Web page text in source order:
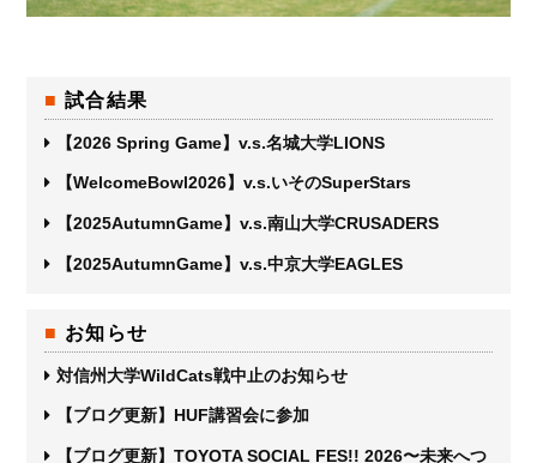
試合結果
【2026 Spring Game】v.s.名城大学LIONS
【WelcomeBowl2026】v.s.いそのSuperStars
【2025AutumnGame】v.s.南山大学CRUSADERS
【2025AutumnGame】v.s.中京大学EAGLES
お知らせ
対信州大学WildCats戦中止のお知らせ
【ブログ更新】HUF講習会に参加
【ブログ更新】TOYOTA SOCIAL FES!! 2026〜未来へつ